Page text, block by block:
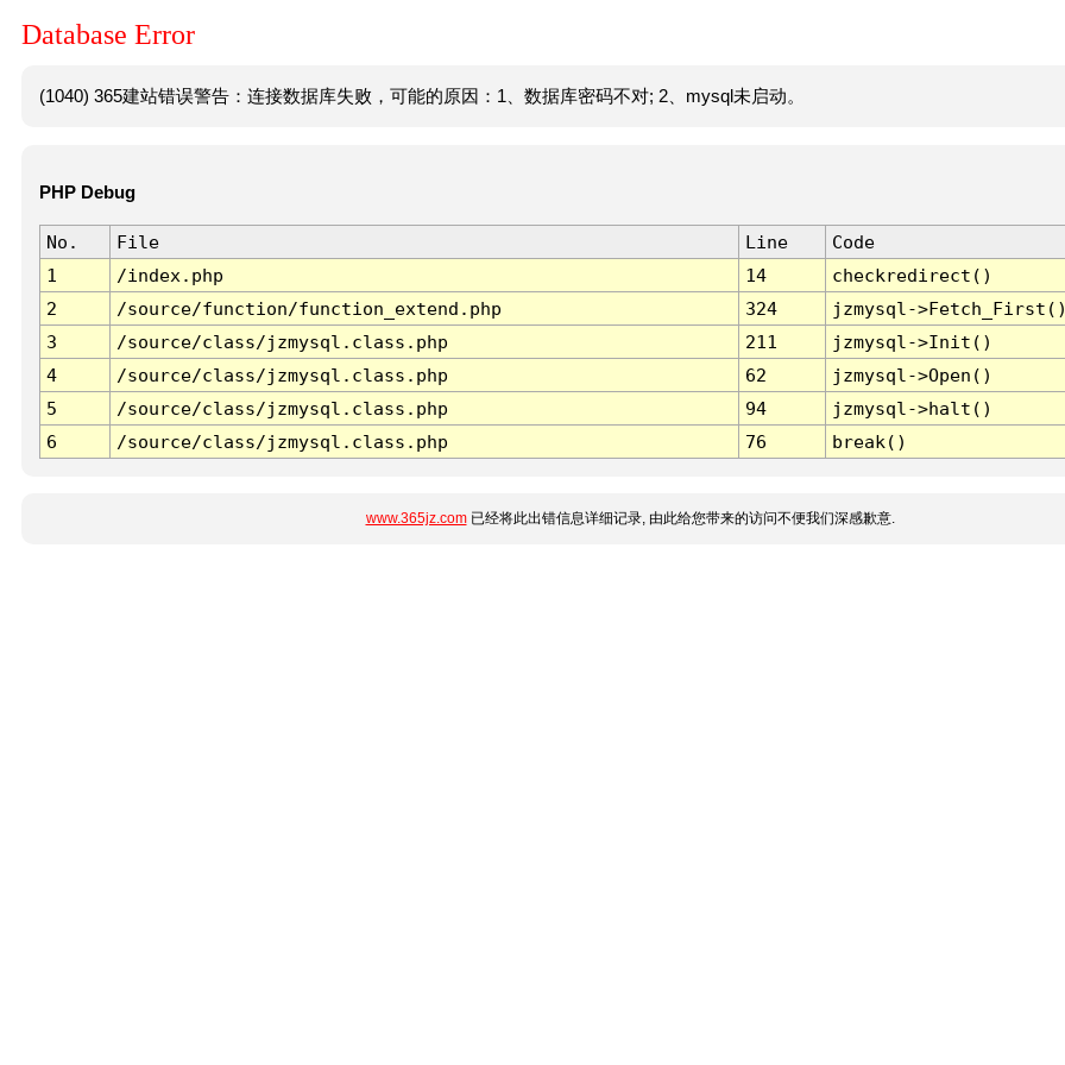
Database Error
(1040) 365建站错误警告：连接数据库失败，可能的原因：1、数据库密码不对; 2、mysql未启动。
PHP Debug
No. File Line
Code
1
/index.php 14
checkredirect()
2
/source/function/function_extend.php 324
jzmysql-
3
/source/class/jzmysql.class.php 211
jzmysql->Init()
4
/source/class/jzmysql.class.php 62
jzmysql->Open()
5
/source/class/jzmysql.class.php 94
jzmysql->halt()
6
/source/class/jzmysql.class.php 76 break()
www.365jz.com已经将此出错信息详细记录, 由此给您带来的访问不便我们深感歉意.